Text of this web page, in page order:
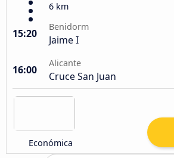
6 km
15:20
Benidorm
Jaime I
16:00
Alicante
Cruce San Juan
Económica